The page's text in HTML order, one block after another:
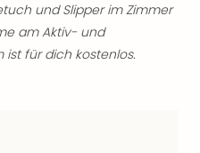
und Slipper im Zimmer
am Aktiv- und
ist für dich kostenlos.